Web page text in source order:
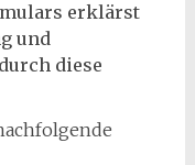
erklärst
und
diese